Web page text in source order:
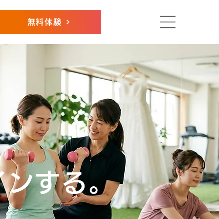
無料体験
ンする。